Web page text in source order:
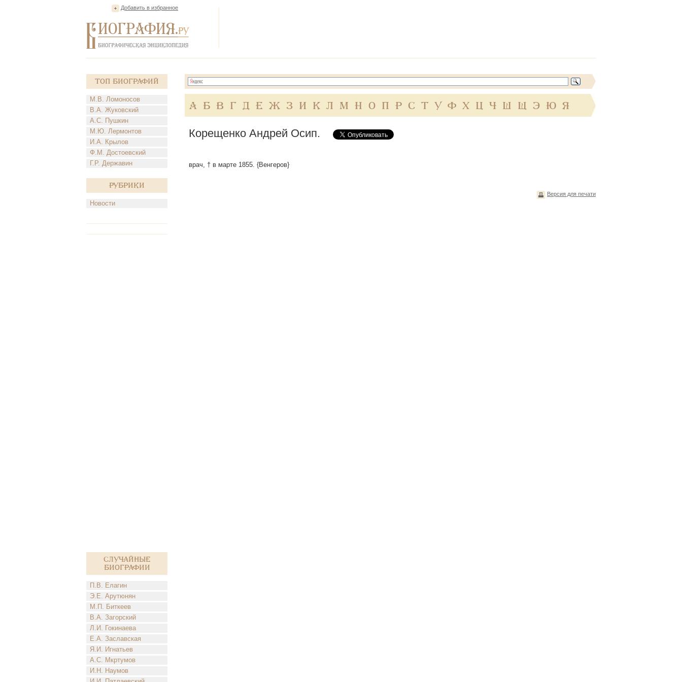
Добавить в избранное
Топ Биографий
М.В. Ломоносов
В.А. Жуковский
А.С. Пушкин
М.Ю. Лермонтов
И.А. Крылов
Ф.М. Достоевский
Г.Р. Державин
Рубрики
Новости
Случайные
биографии
П.В. Елагин
Э.Е. Арутюнян
М.П. Биткеев
В.А. Загорский
Л.И. Гокинаева
Е.А. Заславская
Я.И. Игнатьев
А.С. Мкртумов
И.Н. Наумов
А Б В Г Д Е Ж З И К Л М Н О П Р С Т У Ф Х Ц Ч Ш Щ Э Ю Я
Корещенко Андрей Осип.
врач, † в марте 1855. {Венгеров}
Версия для печати